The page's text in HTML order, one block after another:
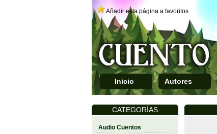
Añadir esta página a favoritos
Inicio Autores
CATEGORÍAS
Audio Cuentos